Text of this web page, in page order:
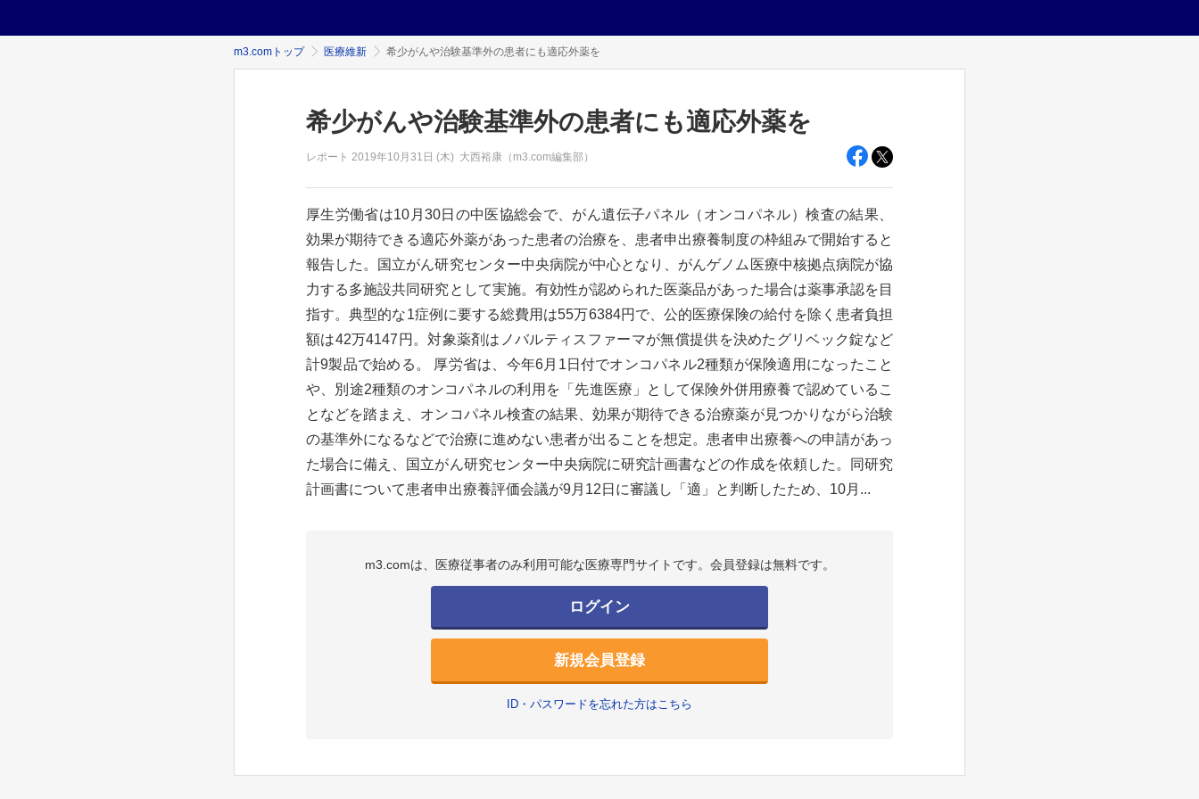
m3.comトップ 医療維新 希少がんや治験基準外の患者にも適応外薬を
希少がんや治験基準外の患者にも適応外薬を
レポート 2019年10月31日 (木) 大西裕康（m3.com編集部）
厚生労働省は10月30日の中医協総会で、がん遺伝子パネル（オンコパネル）検査の結果、
効果が期待できる適応外薬があった患者の治療を、患者申出療養制度の枠組みで開始すると
報告した。国立がん研究センター中央病院が中心となり、がんゲノム医療中核拠点病院が協
力する多施設共同研究として実施。有効性が認められた医薬品があった場合は薬事承認を目
指す。典型的な1症例に要する総費用は55万6384円で、公的医療保険の給付を除く患者負担
額は42万4147円。対象薬剤はノバルティスファーマが無償提供を決めたグリベック錠など
計9製品で始める。 厚労省は、今年6月1日付でオンコパネル2種類が保険適用になったこと
や、別途2種類のオンコパネルの利用を「先進医療」として保険外併用療養で認めているこ
となどを踏まえ、オンコパネル検査の結果、効果が期待できる治療薬が見つかりながら治験
の基準外になるなどで治療に進めない患者が出ることを想定。患者申出療養への申請があっ
た場合に備え、国立がん研究センター中央病院に研究計画書などの作成を依頼した。同研究
計画書について患者申出療養評価会議が9月12日に審議し「適」と判断したため、10月...
m3.comは、医療従事者のみ利用可能な医療専門サイトです。会員登録は無料です。
ログイン
新規会員登録
ID・パスワードを忘れた方はこちら